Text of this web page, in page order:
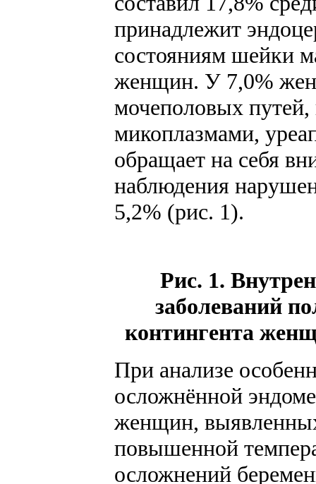
принадлежит
состояниям шейки
женщин. У 7,0%
мочеполовых
микоплазмами,
обращает на себя
наблюдения
5,2% (рис. 1).
Рис. 1.
заболеваний
контингента
При анализе
осложнённой
женщин,
повышенной
осложнений